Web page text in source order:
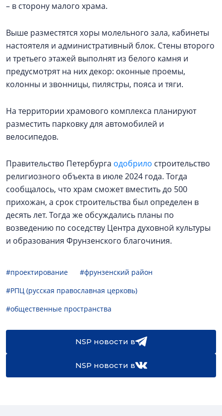
– в сторону малого храма.
Выше разместятся хоры молельного зала, кабинеты
настоятеля и административный блок. Стены второго
и третьего этажей выполнят из белого камня и
предусмотрят на них декор: оконные проемы,
колонны и звонницы, пилястры, пояса и тяги.
На территории храмового комплекса планируют
разместить парковку для автомобилей и
велосипедов.
Правительство Петербурга одобрило строительство
религиозного объекта в июле 2024 года. Тогда
сообщалось, что храм сможет вместить до 500
прихожан, а срок строительства был определен в
десять лет. Тогда же обсуждались планы по
возведению по соседству Центра духовной культуры
и образования Фрунзенского благочиния.
#проектирование
#фрунзенский район
#РПЦ (русская православная церковь)
#общественные пространства
NSP новости в
NSP новости в